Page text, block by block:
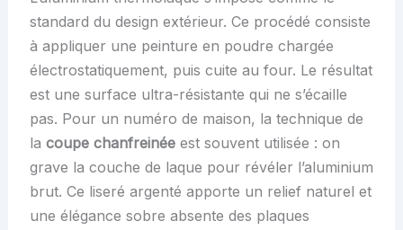
standard du design extérieur. Ce procédé consiste
à appliquer une peinture en poudre chargée
électrostatiquement, puis cuite au four. Le résultat
est une surface ultra-résistante qui ne s’écaille
pas. Pour un numéro de maison, la technique de
la coupe chanfreinéeest souvent utilisée : on
grave la couche de laque pour révéler l’aluminium
brut. Ce liseré argenté apporte un relief naturel et
une élégance sobre absente des plaques